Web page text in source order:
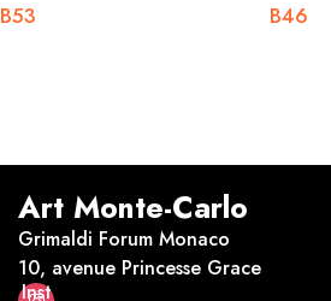
B53
B46
Art Monte-Carlo
Grimaldi Forum Monaco
10, avenue Princesse Grace
Inst